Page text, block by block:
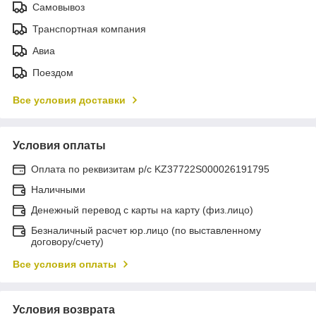
Самовывоз
Транспортная компания
Авиа
Поездом
Все условия доставки
Условия оплаты
Оплата по реквизитам р/с KZ37722S000026191795
Наличными
Денежный перевод с карты на карту (физ.лицо)
Безналичный расчет юр.лицо (по выставленному
договору/счету)
Все условия оплаты
Условия возврата